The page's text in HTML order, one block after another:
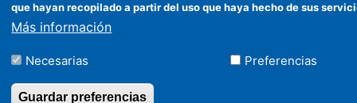
que hayan recopilado a partir del uso que haya hecho de sus
Más información
Necesarias Preferencias
Guardar preferencias